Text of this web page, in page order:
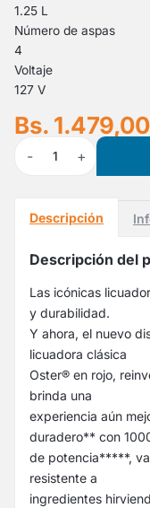
1.25 L
Número de aspas
4
Voltaje
127 V
Bs. 1.479,00
- 1 +
Descripción
Descripción del
Las icónicas
y durabilidad.
Y ahora, el nuevo
licuadora clásica
Oster® en rojo,
brinda una
experiencia aún
duradero** con
de potencia*****,
resistente a
ingredientes